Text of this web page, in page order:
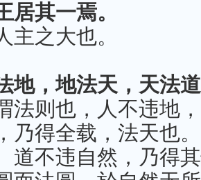
居其一焉。
主之大也。
地，地法天，天法
法则也，人不违地
乃得全载，法天也
道不违自然，乃得